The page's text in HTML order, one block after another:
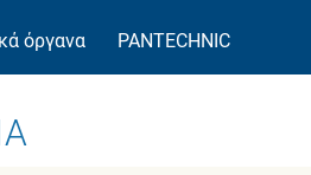
όργανα PANTECHNIC